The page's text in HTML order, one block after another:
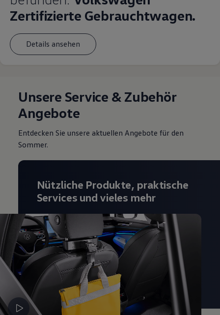
Zertifizierte Gebrauchtwagen.
Details ansehen
Unsere Service & Zubehör
Angebote
Entdecken Sie unsere aktuellen Angebote für den
Sommer.
Nützliche Produkte, praktische
Services und vieles mehr